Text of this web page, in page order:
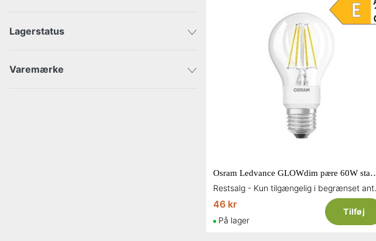
Lagerstatus
Sendes med det samme
Varemærke
Osram Ledvance GLOWdim
Restsalg -
46 kr
På lager
Tilføj